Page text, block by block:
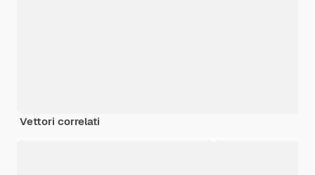
Vettori correlati